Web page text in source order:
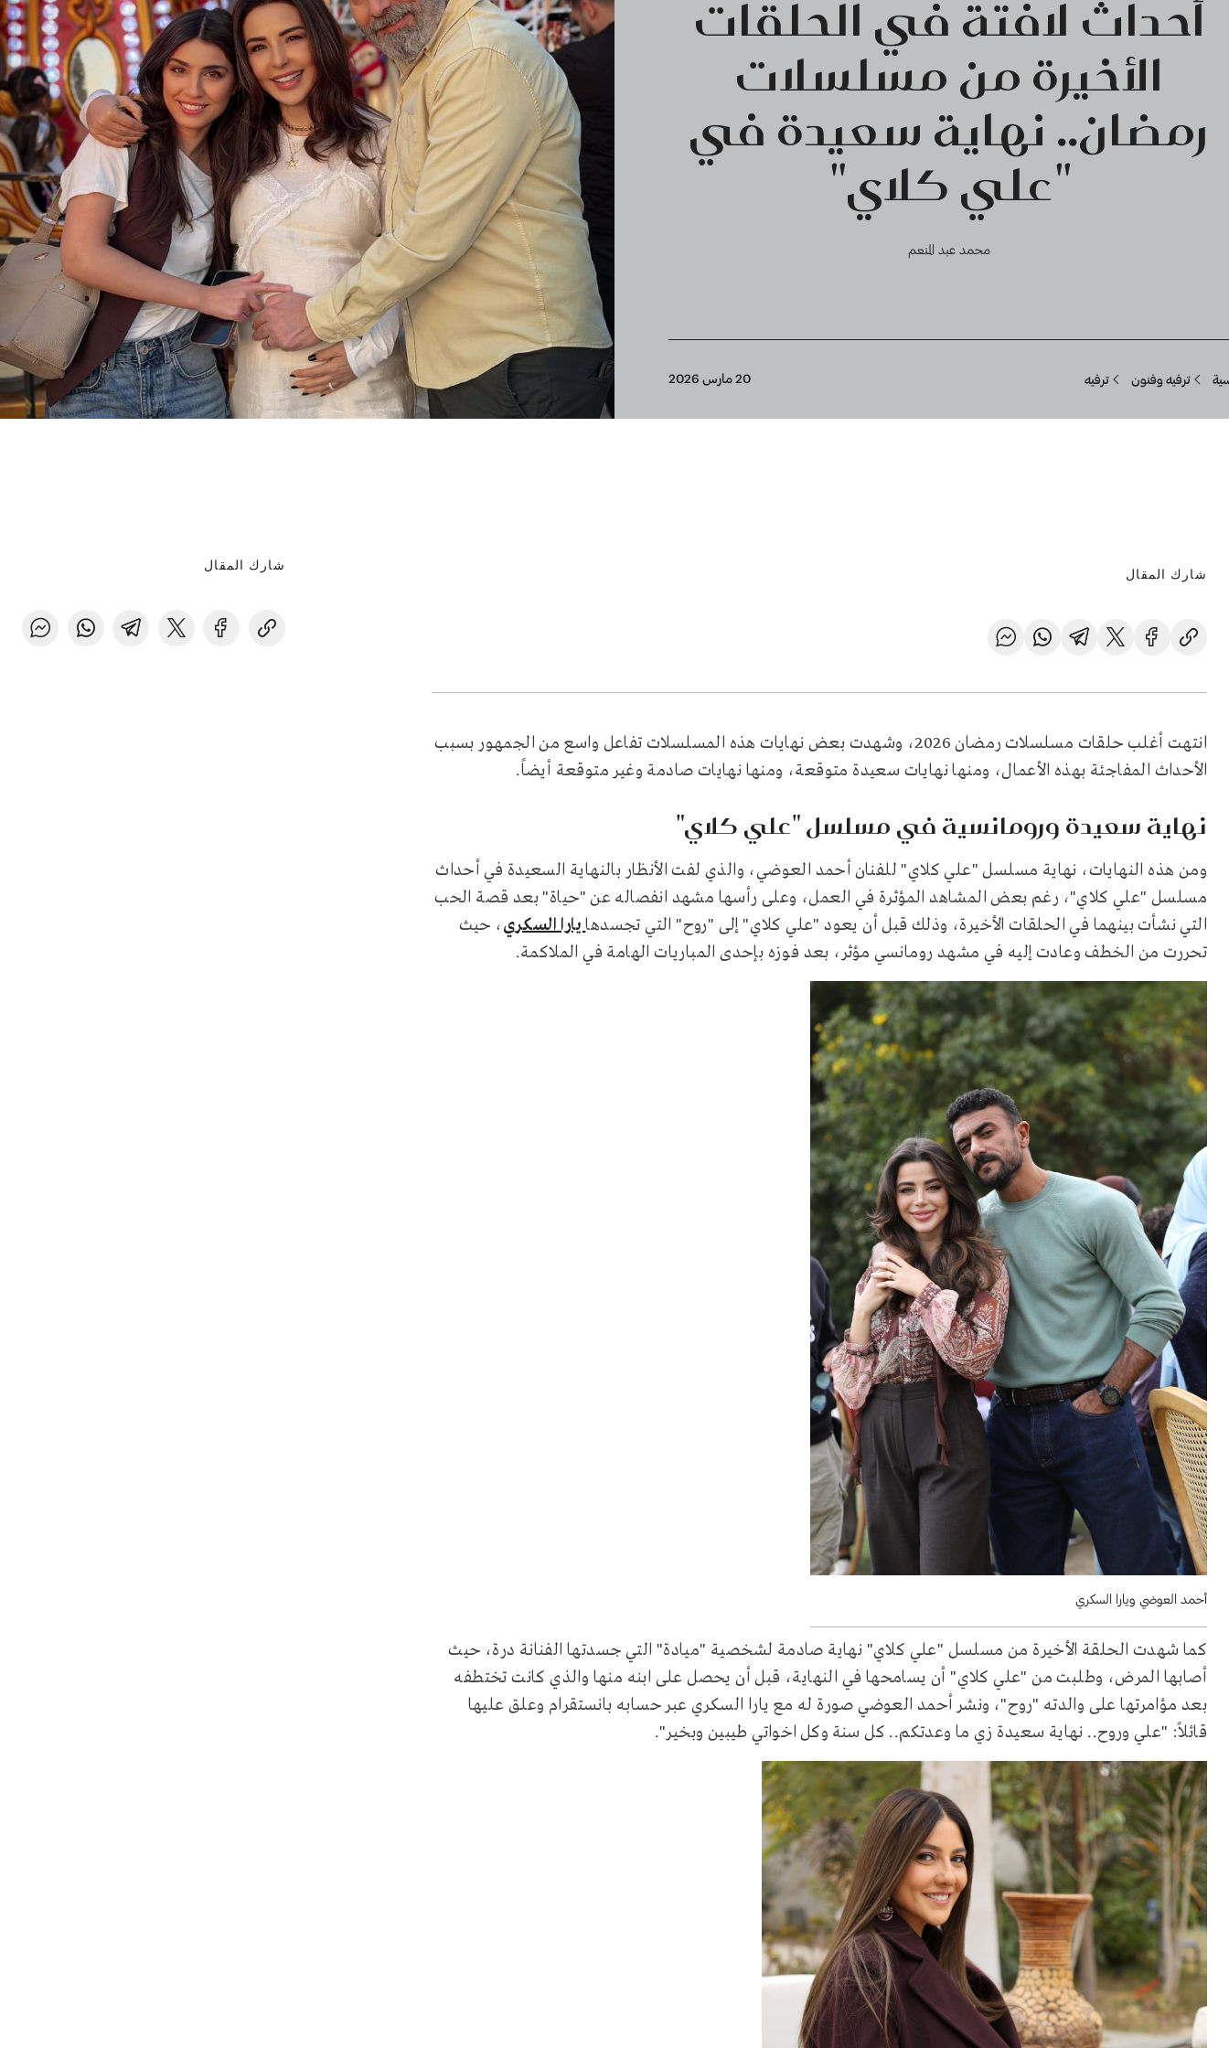
أحداث لافتة في الحلقات
الأخيرة من مسلسلات
رمضان.. نهاية سعيدة في
"علي كلاي"
محمد عبد المنعم
ترفيه وفنون ترفيه 20 مارس 2026
شارك المقال
انتهت أغلب حلقات مسلسلات رمضان 2026، وشهدت بعض نهايات هذه المسلسلات تفاعل واسع من الجمهور بسبب
الأحداث المفاجئة بهذه الأعمال، ومنها نهايات سعيدة متوقعة، ومنها نهايات صادمة وغير متوقعة أيضاً.
نهاية سعيدة ورومانسية في مسلسل "علي كلاي"
ومن هذه النهايات، نهاية مسلسل "علي كلاي" للفنان أحمد العوضي، والذي لفت الأنظار بالنهاية السعيدة في أحداث
مسلسل "علي كلاي"، رغم بعض المشاهد المؤثرة في العمل، وعلى رأسها مشهد انفصاله عن "حياة" بعد قصة الحب
التي نشأت بينهما في الحلقات الأخيرة، وذلك قبل أن يعود "علي كلاي" إلى "روح" التي تجسدهايارا السكري، حيث
تحررت من الخطف وعادت إليه في مشهد رومانسي مؤثر، بعد فوزه بإحدى المباريات الهامة في الملاكمة.
أحمد العوضي ويارا السكري
كما شهدت الحلقة الأخيرة من مسلسل "علي كلاي" نهاية صادمة لشخصية "ميادة" التي جسدتها الفنانة درة، حيث
أصابها المرض، وطلبت من "علي كلاي" أن يسامحها في النهاية، قبل أن يحصل على ابنه منها والذي كانت تختطفه
بعد مؤامرتها على والدته "روح"، ونشر أحمد العوضي صورة له مع يارا السكري عبر حسابه بانستقرام وعلق عليها
قائلاً: "علي وروح.. نهاية سعيدة زي ما وعدتكم.. كل سنة وكل اخواتي طيبين وبخير".
شارك المقال